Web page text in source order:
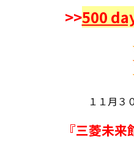
>>500
１１月３
『三菱未来